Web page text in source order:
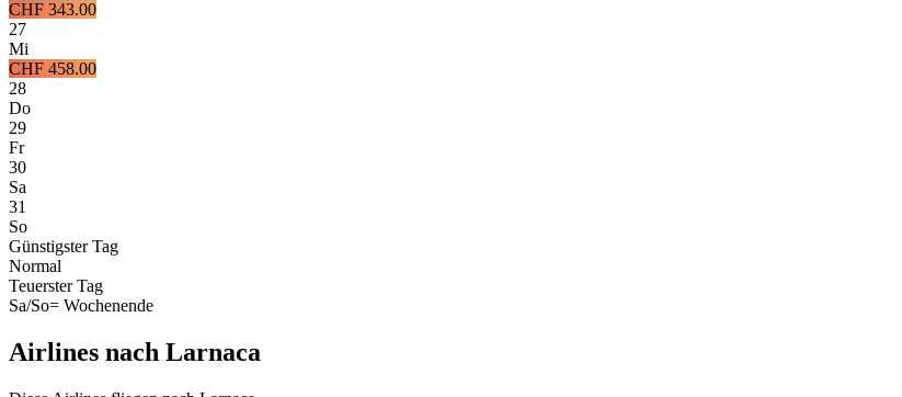
CHF 343.00
27
Mi
CHF 458.00
28
Do
29
Fr
30
Sa
31
So
Günstigster Tag
Normal
Teuerster Tag
Sa/So= Wochenende
Airlines nach Larnaca